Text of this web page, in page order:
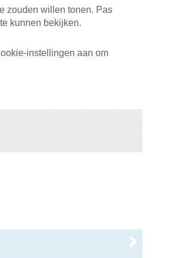
zouden willen tonen. Pas
kunnen bekijken.
instellingen aan om